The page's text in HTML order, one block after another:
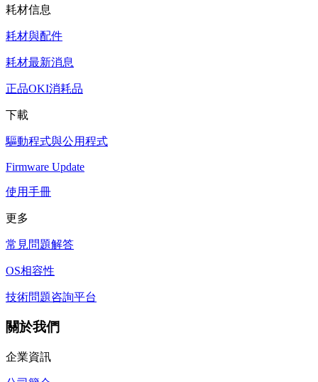
耗材信息
耗材與配件
耗材最新消息
正品OKI消耗品
下載
驅動程式與公用程式
Firmware Update
使用手冊
更多
常見問題解答
OS相容性
技術問題咨詢平台
關於我們
企業資訊